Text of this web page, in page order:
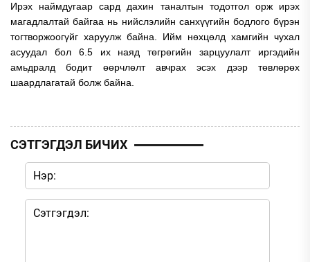
Ирэх наймдугаар сард дахин таналтын тодотгол орж ирэх
магадлалтай байгаа нь нийслэлийн санхүүгийн бодлого бүрэн
тогтворжоогүйг харуулж байна. Ийм нөхцөлд хамгийн чухал
асуудал бол 6.5 их наяд төгрөгийн зарцуулалт иргэдийн
амьдралд бодит өөрчлөлт авчрах эсэх дээр төвлөрөх
шаардлагатай болж байна.
СЭТГЭГДЭЛ БИЧИХ